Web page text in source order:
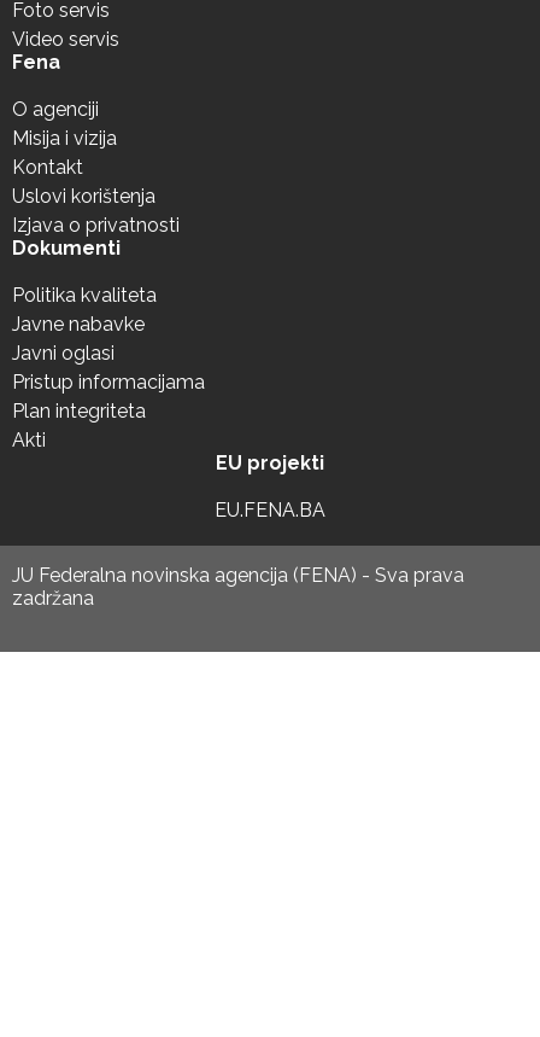
Foto servis
Video servis
Fena
O agenciji
Misija i vizija
Kontakt
Uslovi korištenja
Izjava o privatnosti
Dokumenti
Politika kvaliteta
Javne nabavke
Javni oglasi
Pristup informacijama
Plan integriteta
Akti
EU projekti
EU.FENA.BA
JU Federalna novinska agencija (FENA) - Sva prava
zadržana